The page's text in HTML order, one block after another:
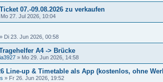
07.-09.08.2026 zu verkaufen
Mo 27. Jul 2026, 10:04
» Di 23. Jun 2026, 00:58
A4 -> Brücke
» Mo 29. Jun 2026, 14:58
Line-up & Timetable als App (kostenlos, ohne
» Fr 26. Jun 2026, 19:52